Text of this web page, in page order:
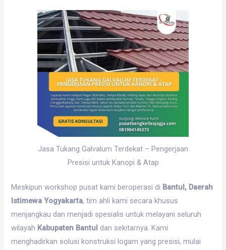
Jasa Tukang Galvalum Terdekat – Pengerjaan
Presisi untuk Kanopi & Atap
Meskipun workshop pusat kami beroperasi di Bantul, Daerah
Istimewa Yogyakarta, tim ahli kami secara khusus
menjangkau dan menjadi spesialis untuk melayani seluruh
wilayah Kabupaten Bantul dan sekitarnya. Kami
menghadirkan solusi konstruksi logam yang presisi, mulai